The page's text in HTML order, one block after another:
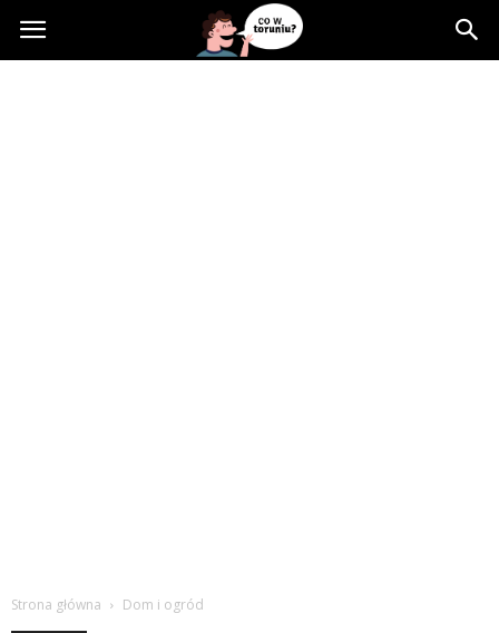
Cowtoruniu.pl
Strona główna Dom i ogród